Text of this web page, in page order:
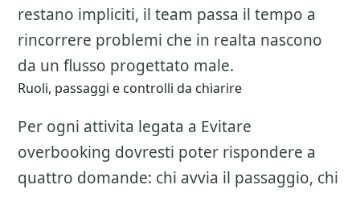
restano impliciti, il team passa il tempo a
rincorrere problemi che in realta nascono
da un flusso progettato male.
Ruoli, passaggi e controlli da chiarire
Per ogni attivita legata a Evitare
overbooking dovresti poter rispondere a
quattro domande: chi avvia il passaggio, chi